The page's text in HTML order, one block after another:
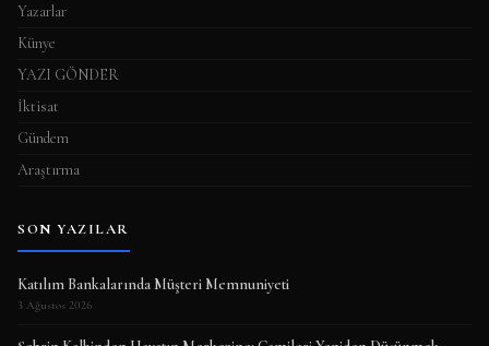
Yazarlar
Künye
YAZI GÖNDER
İktisat
Gündem
Araştırma
SON YAZILAR
Katılım Bankalarında Müşteri Memnuniyeti
3 Ağustos 2026